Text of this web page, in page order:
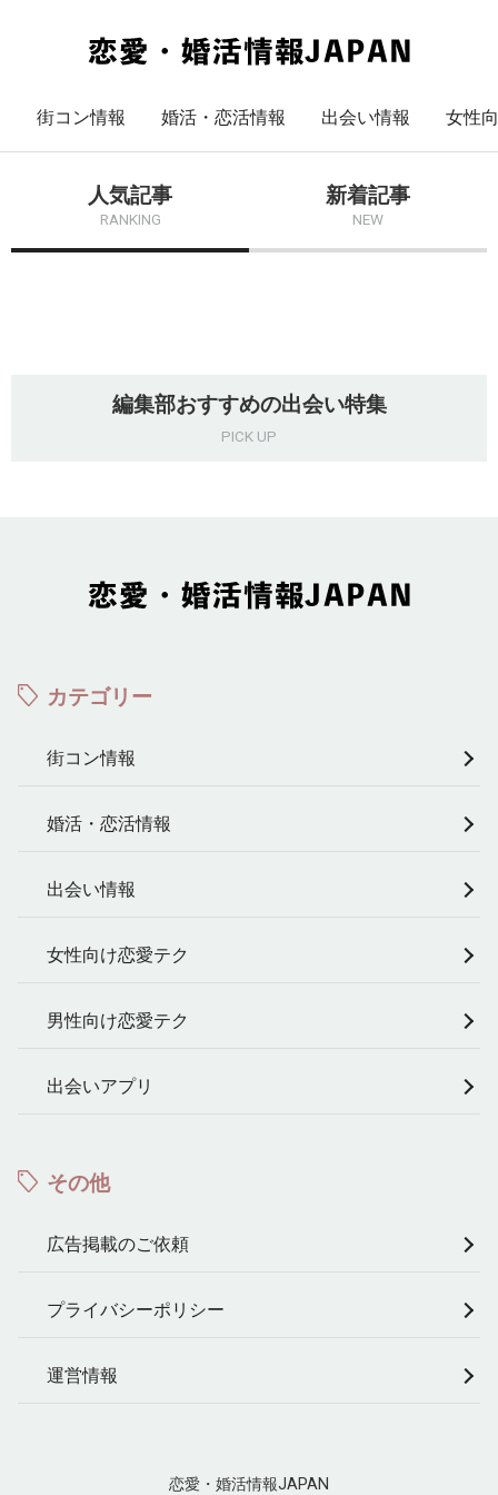
街コン情報 婚活・恋活情報 出会い情報 女性
人気記事
RANKING
新着記事
NEW
編集部おすすめの出会い特集
PICK UP
カテゴリー
街コン情報
婚活・恋活情報
出会い情報
女性向け恋愛テク
男性向け恋愛テク
出会いアプリ
その他
広告掲載のご依頼
プライバシーポリシー
運営情報
恋愛・婚活情報JAPAN